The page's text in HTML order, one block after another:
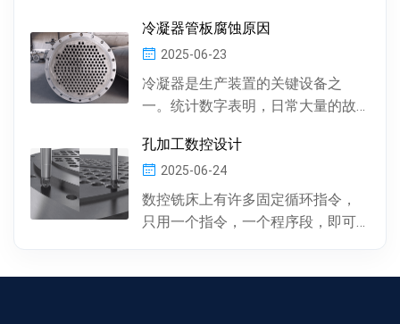
有圆柱形孔、...
冷凝器管板腐蚀原因
2025-06-23
冷凝器是生产装置的关键设备之
一。统计数字表明，日常大量的故
凝器管材的腐蚀损坏所...
孔加工数控设计
2025-06-24
数控铣床上有许多固定循环指令，
只用一个指令，一个程序段，即可